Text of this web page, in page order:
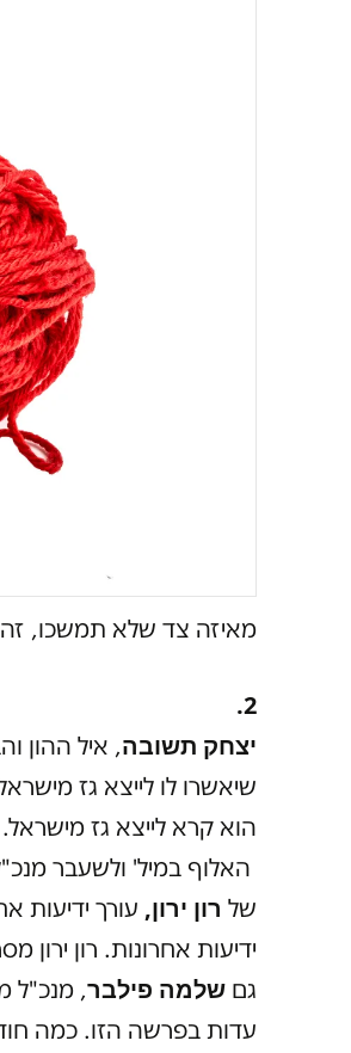
מאיזה צד שלא תמשכו,
2.
יצחק תשובה, איל ההון
שיאשרו לו לייצא גז
הוא קרא לייצא גז
האלוף במיל' ולשעבר
של רון ירון, עורך ידיעות
גם שלמה פילבר, מנכ"ל
עדות בפרשה הזו. כמה